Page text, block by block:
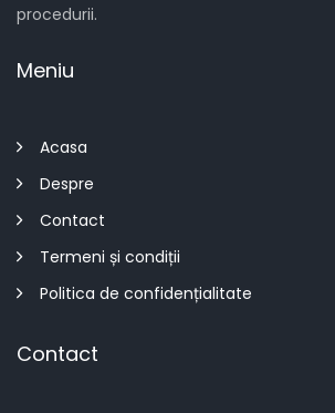
procedurii.
Meniu
Acasa
Despre
Contact
Termeni și condiții
Politica de confidențialitate
Contact